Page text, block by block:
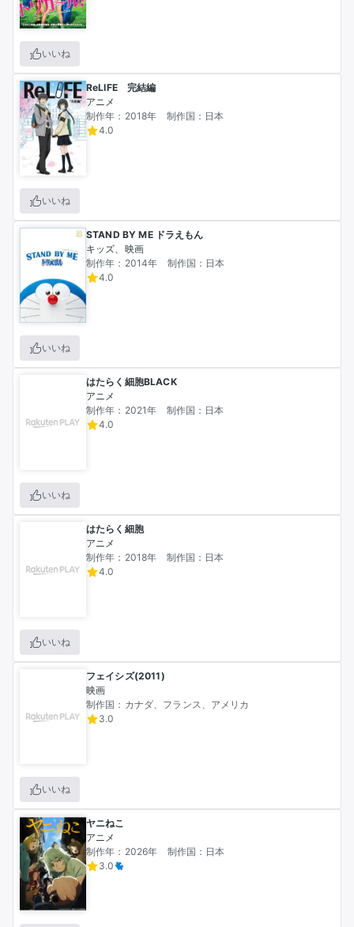
いいね
ReLIFE 完結編
アニメ
制作年：2018年
制作国：日本
4.0
いいね
STAND BY ME ドラえもん
キッズ、映画
制作年：2014年
制作国：日本
4.0
いいね
はたらく細胞BLACK
アニメ
制作年：2021年
制作国：日本
4.0
いいね
はたらく細胞
アニメ
制作年：2018年
制作国：日本
4.0
いいね
フェイシズ(2011)
映画
制作国：カナダ、フランス、アメリカ
3.0
いいね
ヤニねこ
アニメ
制作年：2026年
制作国：日本
3.0